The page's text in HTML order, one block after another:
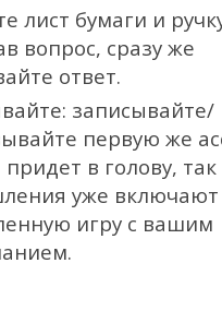
лист бумаги и
вопрос, сразу же
ответ.
записывайте/
первую же
придет в голову, так
уже включают
игру с вашим